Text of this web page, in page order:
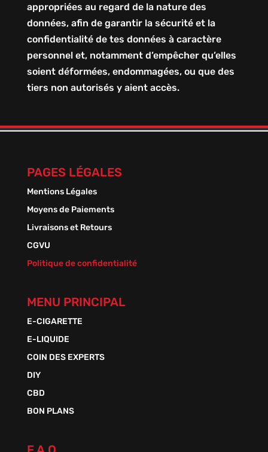
appropriées au regard de la nature des
données, afin de garantir la sécurité et la
confidentialité de tes données à caractère
personnel et, notamment d’empêcher qu’elles
soient déformées, endommagées, ou que des
tiers non autorisés y aient accès.
PAGES LÉGALES
Mentions Légales
Moyens de Paiements
Livraisons et Retours
CGVU
Politique de confidentialité
MENU PRINCIPAL
E-CIGARETTE
E-LIQUIDE
COIN DES EXPERTS
DIY
CBD
BON PLANS